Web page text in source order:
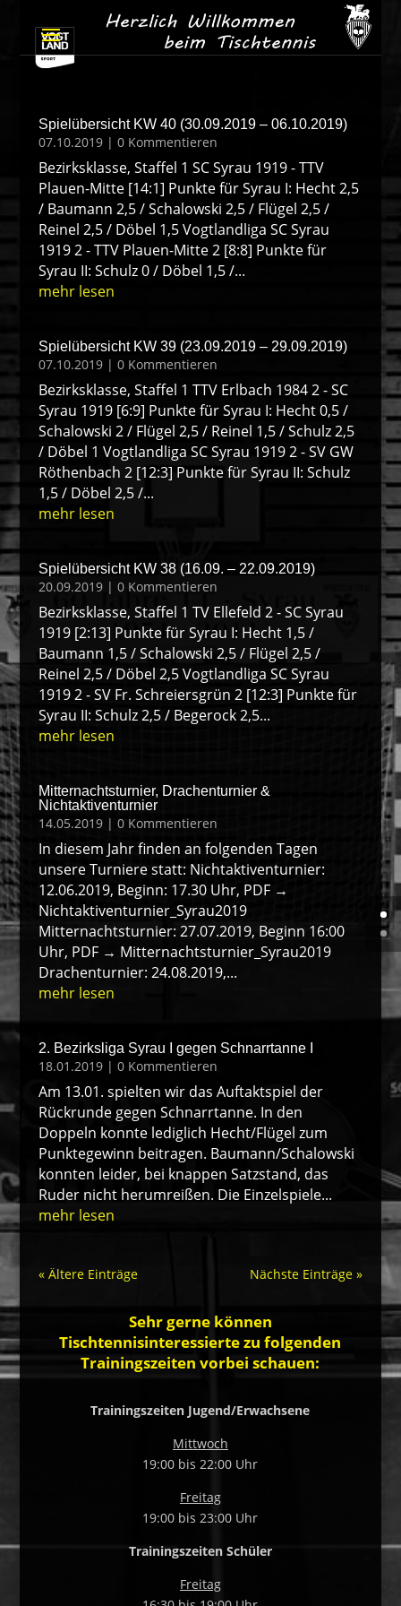
Spielübersicht KW 40 (30.09.2019 – 06.10.2019)
07.10.2019| 0 Kommentieren
Bezirksklasse, Staffel 1 SC Syrau 1919 - TTV
Plauen-Mitte [14:1] Punkte für Syrau I: Hecht 2,5
/ Baumann 2,5 / Schalowski 2,5 / Flügel 2,5 /
Reinel 2,5 / Döbel 1,5 Vogtlandliga SC Syrau
1919 2 - TTV Plauen-Mitte 2 [8:8] Punkte für
Syrau II: Schulz 0 / Döbel 1,5 /...
mehr lesen
Spielübersicht KW 39 (23.09.2019 – 29.09.2019)
07.10.2019| 0 Kommentieren
Bezirksklasse, Staffel 1 TTV Erlbach 1984 2 - SC
Syrau 1919 [6:9] Punkte für Syrau I: Hecht 0,5 /
Schalowski 2 / Flügel 2,5 / Reinel 1,5 / Schulz 2,5
/ Döbel 1 Vogtlandliga SC Syrau 1919 2 - SV GW
Röthenbach 2 [12:3] Punkte für Syrau II: Schulz
1,5 / Döbel 2,5 /...
mehr lesen
Spielübersicht KW 38 (16.09. – 22.09.2019)
20.09.2019| 0 Kommentieren
Bezirksklasse, Staffel 1 TV Ellefeld 2 - SC Syrau
1919 [2:13] Punkte für Syrau I: Hecht 1,5 /
Baumann 1,5 / Schalowski 2,5 / Flügel 2,5 /
Reinel 2,5 / Döbel 2,5 Vogtlandliga SC Syrau
1919 2 - SV Fr. Schreiersgrün 2 [12:3] Punkte für
Syrau II: Schulz 2,5 / Begerock 2,5...
mehr lesen
Mitternachtsturnier, Drachenturnier &
Nichtaktiventurnier
14.05.2019| 0 Kommentieren
In diesem Jahr finden an folgenden Tagen
unsere Turniere statt: Nichtaktiventurnier:
12.06.2019, Beginn: 17.30 Uhr, PDF →
Nichtaktiventurnier_Syrau2019
Mitternachtsturnier: 27.07.2019, Beginn 16:00
Uhr, PDF → Mitternachtsturnier_Syrau2019
Drachenturnier: 24.08.2019,...
mehr lesen
2. Bezirksliga Syrau I gegen Schnarrtanne I
18.01.2019| 0 Kommentieren
Am 13.01. spielten wir das Auftaktspiel der
Rückrunde gegen Schnarrtanne. In den
Doppeln konnte lediglich Hecht/Flügel zum
Punktegewinn beitragen. Baumann/Schalowski
konnten leider, bei knappen Satzstand, das
Ruder nicht herumreißen. Die Einzelspiele...
mehr lesen
« Ältere Einträge Nächste Einträge »
Sehr gerne können
Tischtennisinteressierte zu folgenden
Trainingszeiten vorbei schauen:
Trainingszeiten Jugend/Erwachsene
Mittwoch
19:00 bis 22:00 Uhr
Freitag
19:00 bis 23:00 Uhr
Trainingszeiten Schüler
Freitag